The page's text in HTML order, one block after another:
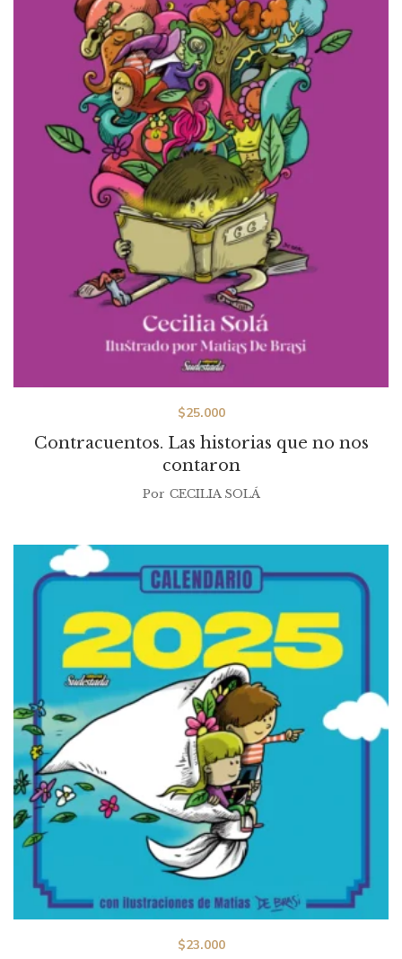
Contracuentos. Las historias que no nos
contaron
$25.000
Por CECILIA SOLÁ
$23.000